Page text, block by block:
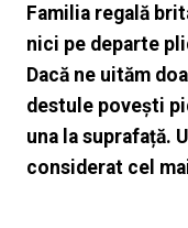
Familia regală
nici pe departe
Dacă ne uităm
destule povești
una la suprafață.
considerat cel